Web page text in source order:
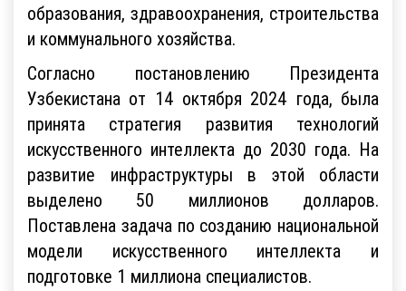
образования, здравоохранения, строительства
и коммунального хозяйства.
Согласно постановлению Президента
Узбекистана от 14 октября 2024 года, была
принята стратегия развития технологий
искусственного интеллекта до 2030 года. На
развитие инфраструктуры в этой области
выделено 50 миллионов долларов.
Поставлена задача по созданию национальной
модели искусственного интеллекта и
подготовке 1 миллиона специалистов.